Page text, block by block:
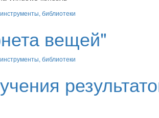
библиотеки
вещей"
библиотеки